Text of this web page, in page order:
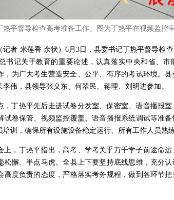
热平督导检查高考准备工作。图为丁热平在视频监控
记者 米莲香 余状）6月3日，县委书记丁热平督导检
书记关于教育的重要论述，认真落实中央和省、市
，为广大考生营造安全、公平、有序的考试环境。县
伟，县领导张义东、何翠民、蒋理、刘明进参加。
，丁热平先后走进试卷分发室、保密室、语音播报
试卷保管、视频监控覆盖、语音播报系统调试等准
训，确保所有设施设备稳定运行、所有工作人员熟练
上，丁热平指出，高考、学考关乎万千学子前途命
松懈、半点马虎。全县上下要坚持底线思维，充分
高度负责的态度，严格落实考务规程，做到各环节